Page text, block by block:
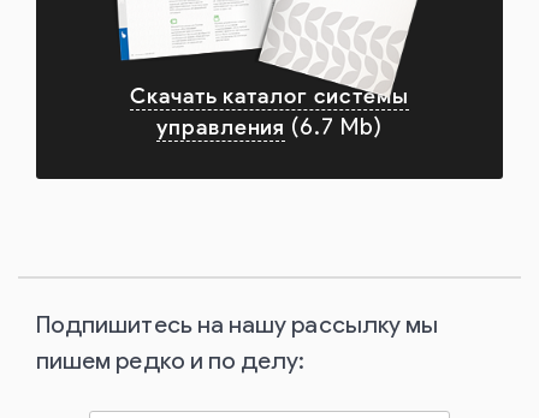
Скачать каталог системы
управления (6.7 Mb)
Подпишитесь на нашу рассылку мы
пишем редко и по делу: